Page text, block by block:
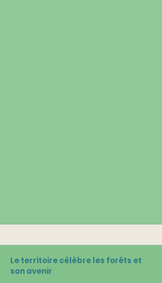
Le territoire célèbre les forêts et
son avenir